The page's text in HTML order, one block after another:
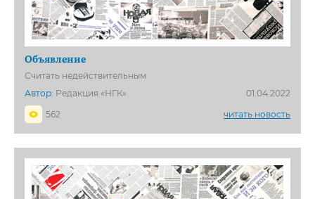
Объявление
Считать недействительным
Автор: Редакция «НГК»
01.04.2022
562
читать новость